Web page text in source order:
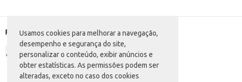
Usamos cookies para melhorar a navegação,
desempenho e segurança do site,
personalizar o conteúdo, exibir anúncios e
obter estatísticas. As permissões podem ser
alteradas, exceto no caso dos cookies
Formas de pagamento